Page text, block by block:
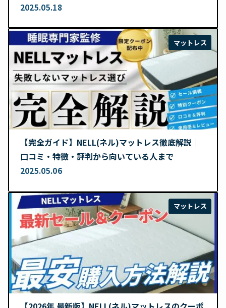
レビュー
2025.05.18
マットレス
【完全ガイド】NELL(ネル)マットレス徹底解説｜
口コミ・特徴・評判から向いている人まで
2025.05.06
マットレス